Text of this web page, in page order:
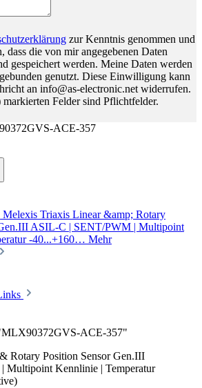
zur Kenntnis genommen und
dass die von mir angegebenen Daten
gespeichert werden. Meine Daten werden
genutzt. Diese Einwilligung kann
an info@as-electronic.net widerrufen.
Felder sind Pflichtfelder.
ACE-357
Melexis Triaxis Linear &amp; Rotary
ASIL-C | SENT/PWM | Multipoint
-40...+160… Mehr
ACE-357"
Rotary Position Sensor Gen.III
Kennlinie | Temperatur